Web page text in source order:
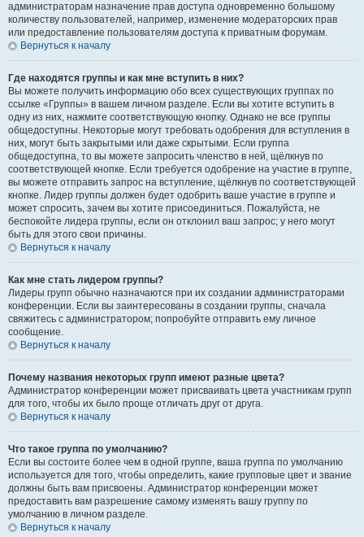
администраторам назначение прав доступа одновременно большому
количеству пользователей, например, изменение модераторских прав
или предоставление пользователям доступа к приватным форумам.
Вернуться к началу
Где находятся группы и как мне вступить в них?
Вы можете получить информацию обо всех существующих группах по
ссылке «Группы» в вашем личном разделе. Если вы хотите вступить в
одну из них, нажмите соответствующую кнопку. Однако не все группы
общедоступны. Некоторые могут требовать одобрения для вступления в
них, могут быть закрытыми или даже скрытыми. Если группа
общедоступна, то вы можете запросить членство в ней, щёлкнув по
соответствующей кнопке. Если требуется одобрение на участие в группе,
вы можете отправить запрос на вступление, щёлкнув по соответствующей
кнопке. Лидер группы должен будет одобрить ваше участие в группе и
может спросить, зачем вы хотите присоединиться. Пожалуйста, не
беспокойте лидера группы, если он отклонил ваш запрос; у него могут
быть для этого свои причины.
Вернуться к началу
Как мне стать лидером группы?
Лидеры групп обычно назначаются при их создании администраторами
конференции. Если вы заинтересованы в создании группы, сначала
свяжитесь с администратором; попробуйте отправить ему личное
сообщение.
Вернуться к началу
Почему названия некоторых групп имеют разные цвета?
Администратор конференции может присваивать цвета участникам групп
для того, чтобы их было проще отличать друг от друга.
Вернуться к началу
Что такое группа по умолчанию?
Если вы состоите более чем в одной группе, ваша группа по умолчанию
используется для того, чтобы определить, какие групповые цвет и звание
должны быть вам присвоены. Администратор конференции может
предоставить вам разрешение самому изменять вашу группу по
умолчанию в личном разделе.
Вернуться к началу